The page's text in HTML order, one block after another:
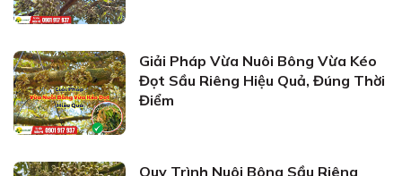
Giải Pháp Vừa Nuôi Bông Vừa Kéo
Đọt Sầu Riêng Hiệu Quả, Đúng Thời
Điểm
Quy Trình Nuôi Bông Sầu Riêng